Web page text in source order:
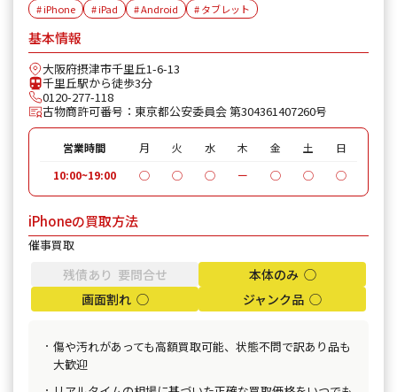
# iPhone # iPad # Android # タブレット
基本情報
大阪府摂津市千里丘1-6-13
千里丘駅から徒歩3分
0120-277-118
古物商許可番号：東京都公安委員会 第304361407260号
営業時間 月 火 水 木 金 土
日
10:00~19:00
◯ ◯ ◯ ー ◯ ◯ ◯
iPhoneの買取方法
催事買取
残債あり 要問合せ
本体のみ ◯
画面割れ ◯
ジャンク品 ◯
傷や汚れがあっても高額買取可能、状態不問で訳あり品も
大歓迎